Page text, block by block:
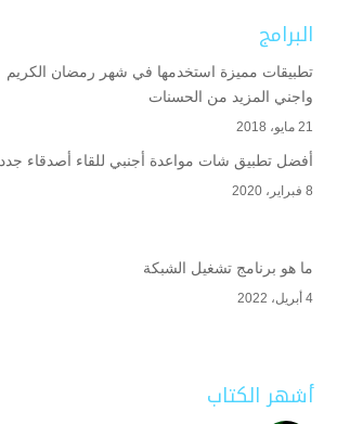
البرامج
تطبيقات مميزة استخدمها في شهر رمضان الكريم
واجني المزيد من الحسنات
21 مايو، 2018
أفضل تطبيق شات مواعدة أجنبي للقاء أصدقاء جدد
8 فبراير، 2020
ما هو برنامج تشغيل الشبكة
4 أبريل، 2022
أشهر الكتاب